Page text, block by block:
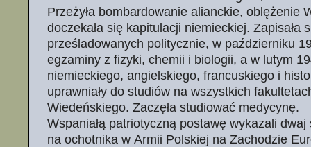
Przeżyła bombardowanie alianckie, oblężenie
doczekała się kapitulacji niemieckiej. Zapisała
prześladowanych politycznie, w październiku
egzaminy z fizyki, chemii i biologii, a w lutym
niemieckiego, angielskiego, francuskiego i
uprawniały do studiów na wszystkich
Wiedeńskiego. Zaczęła studiować medycynę.
Wspaniałą patriotyczną postawę wykazali
na ochotnika w Armii Polskiej na Zachodzie